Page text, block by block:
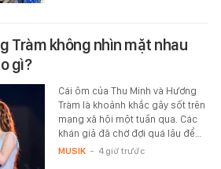
Tràm không nhìn mặt nhau
gì?
Cái ôm của Thu Minh và Hương
Tràm là khoảnh khắc gây sốt trên
mạng xã hội một tuần qua. Các
khán giả đã chờ đợi quá lâu để…
MUSIK - 4 giờ trước